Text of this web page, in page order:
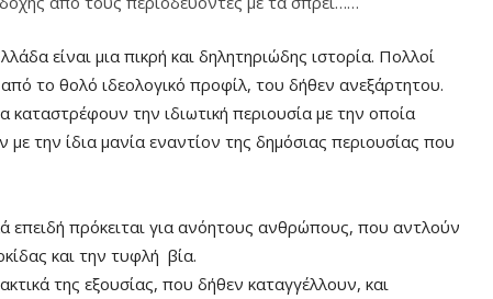
είναι μια πικρή και δηλητηριώδης ιστορία. Πολλοί
το θολό ιδεολογικό προφίλ, του δήθεν ανεξάρτητου.
την ιδιωτική περιουσία με την οποία
την ίδια μανία εναντίον της δημόσιας περιουσίας που
επειδή πρόκειται για ανόητους ανθρώπους, που αντλούν
και την τυφλή βία.
της εξουσίας, που δήθεν καταγγέλλουν, και